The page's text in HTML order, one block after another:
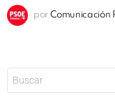
por Comunicación